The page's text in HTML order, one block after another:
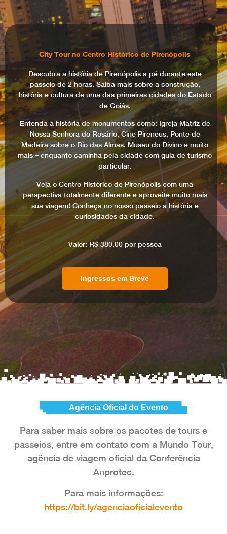
City Tour no Centro Histórico de Pirenópolis
Descubra a história de Pirenópolis a pé durante este
passeio de 2 horas. Saiba mais sobre a construção,
história e cultura de uma das primeiras cidades do Estado
de Goiás.
Entenda a história de monumentos como: Igreja Matriz de
Nossa Senhora do Rosário, Cine Pireneus, Ponte de
Madeira sobre o Rio das Almas, Museu do Divino e muito
mais – enquanto caminha pela cidade com guia de turismo
particular.
Veja o Centro Histórico de Pirenópolis com uma
perspectiva totalmente diferente e aproveite muito mais
sua viagem! Conheça no nosso passeio a história e
curiosidades da cidade.
Valor: R$ 380,00 por pessoa
Ingressos em Breve
Agência Oficial do Evento
Para saber mais sobre os pacotes de tours e
passeios, entre em contato com a Mundo Tour,
agência de viagem oficial da Conferência
Anprotec.
Para mais informações:
https://bit.ly/agenciaoficialevento